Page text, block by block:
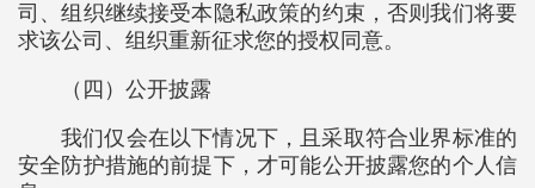
司、组织继续接受本隐私政策的约束，否则我们将要
求该公司、组织重新征求您的授权同意。
（四）公开披露
我们仅会在以下情况下，且采取符合业界标准的
安全防护措施的前提下，才可能公开披露您的个人信